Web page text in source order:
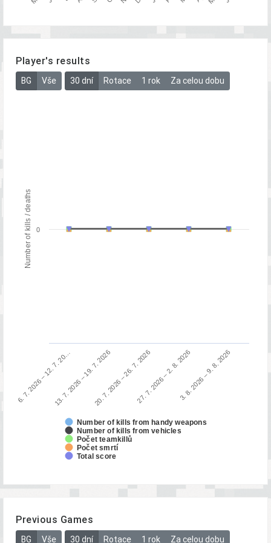
Player's results
BG Vše 30 dní Rotace 1 rok Za celou dobu
Number of kills / deaths
Number of kills from handy weapons
Number of kills from vehicles
Počet teamkillů
Počet smrtí
Total score
6. 7. 2026 – 12. 7. 20…13. 7. 2026 – 19. 7. 202620. 7. 2026 – 26. 7. 202627. 7. 2026 – 2. 8. 20263. 8. 2026 – 9. 8. 2026
0
Previous Games
BG Vše 30 dní Rotace 1 rok Za celou dobu